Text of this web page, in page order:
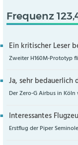
Frequenz
Ein kritischer Leser
Zweiter H160M-Prototyp
Ja, sehr bedauerlich
Der Zero-G Airbus in
Interessantes
Erstflug der Piper